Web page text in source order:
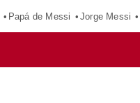
Papá de Messi Jorge Messi